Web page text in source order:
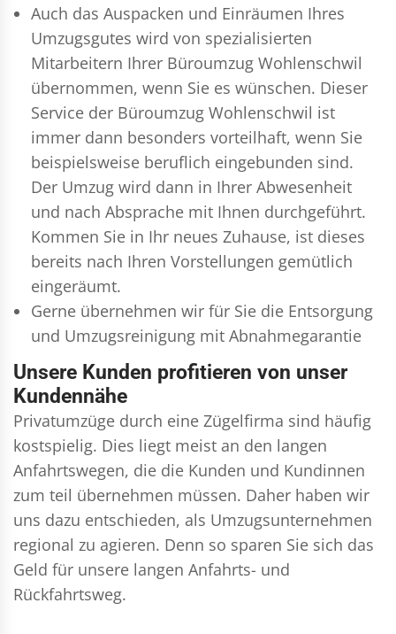
Auch das Auspacken und Einräumen Ihres
Umzugsgutes wird von spezialisierten
Mitarbeitern Ihrer Büroumzug Wohlenschwil
übernommen, wenn Sie es wünschen. Dieser
Service der Büroumzug Wohlenschwil ist
immer dann besonders vorteilhaft, wenn Sie
beispielsweise beruflich eingebunden sind.
Der Umzug wird dann in Ihrer Abwesenheit
und nach Absprache mit Ihnen durchgeführt.
Kommen Sie in Ihr neues Zuhause, ist dieses
bereits nach Ihren Vorstellungen gemütlich
eingeräumt.
Gerne übernehmen wir für Sie die Entsorgung
und Umzugsreinigung mit Abnahmegarantie
Unsere Kunden profitieren von unser
Kundennähe
Privatumzüge durch eine Zügelfirma sind häufig
kostspielig. Dies liegt meist an den langen
Anfahrtswegen, die die Kunden und Kundinnen
zum teil übernehmen müssen. Daher haben wir
uns dazu entschieden, als Umzugsunternehmen
regional zu agieren. Denn so sparen Sie sich das
Geld für unsere langen Anfahrts- und
Rückfahrtsweg.